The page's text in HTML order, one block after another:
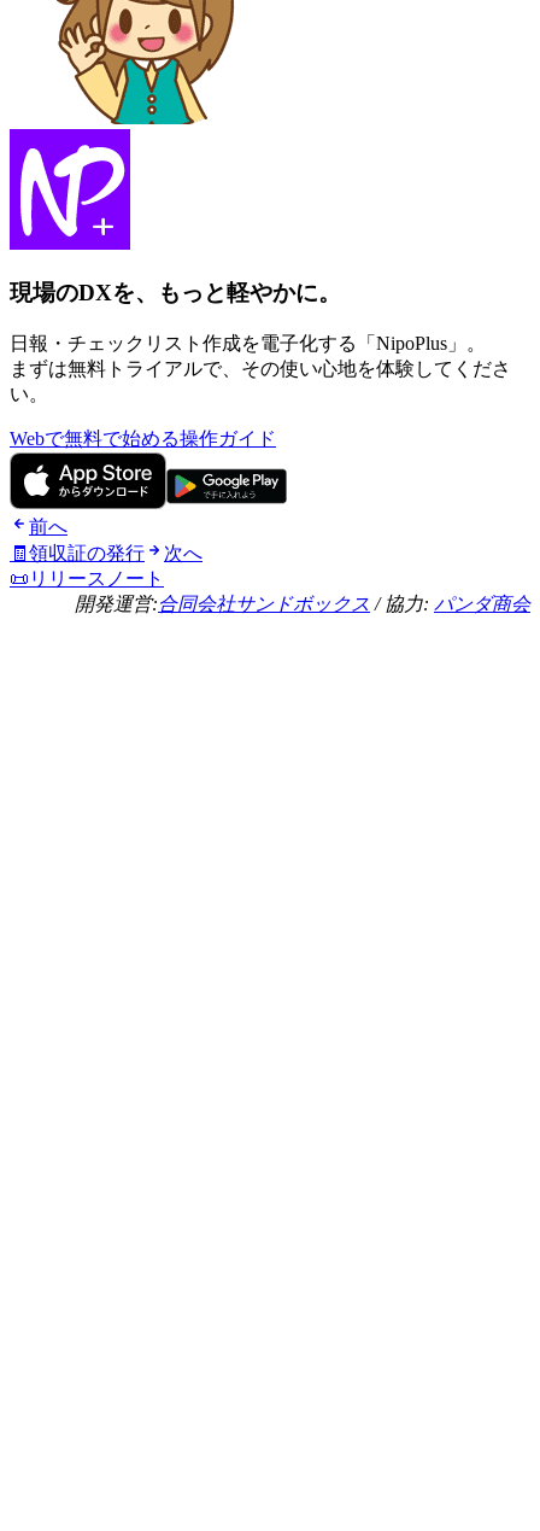
現場のDXを、もっと軽やかに。
日報・チェックリスト作成を電子化する「NipoPlus」。
まずは無料トライアルで、その使い心地を体験してくださ
い。
Webで無料で始める操作ガイド
前へ
🧾領収証の発行
次へ
📜リリースノート
開発運営:合同会社サンドボックス / 協力: パンダ商会